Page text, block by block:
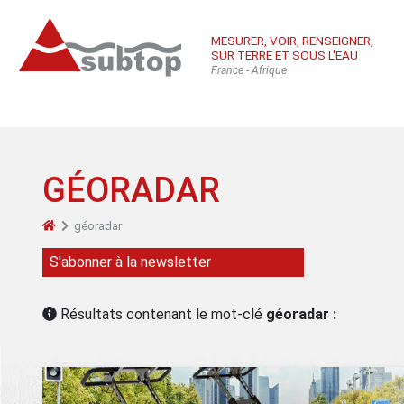
MESURER, VOIR, RENSEIGNER,
SUR TERRE ET SOUS L'EAU
France - Afrique
GÉORADAR
géoradar
S'abonner à la newsletter
Résultats contenant le mot-clé géoradar :